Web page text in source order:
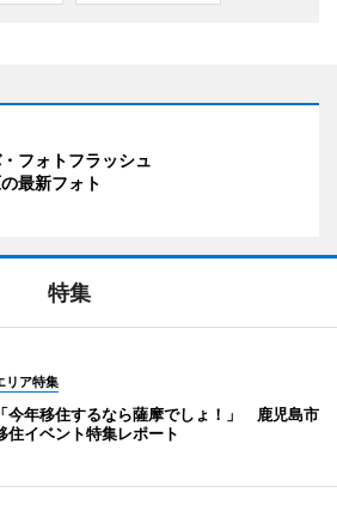
フォトフラッシュ
最新フォト
特集
リア特集
「今年移住するなら薩摩でしょ！」 鹿児島市
住イベント特集レポート